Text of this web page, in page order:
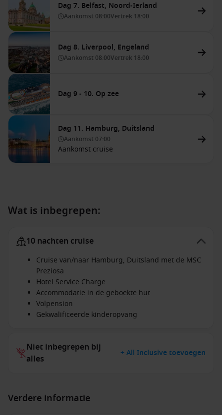
Dag 7. Belfast, Noord-Ierland
Aankomst 08:00Vertrek 18:00
Dag 8. Liverpool, Engeland
Aankomst 08:00Vertrek 18:00
Dag 9 - 10. Op zee
Dag 11. Hamburg, Duitsland
Aankomst 07:00
Aankomst cruise
Wat is inbegrepen:
10 nachten cruise
Cruise van/naar Hamburg, Duitsland met de MSC
Preziosa
Hotel Service Charge
Accommodatie in de geboekte hut
Volpension
Gekwalificeerde kinderopvang
Niet inbegrepen bij
alles
+ All Inclusive toevoegen
Verdere informatie